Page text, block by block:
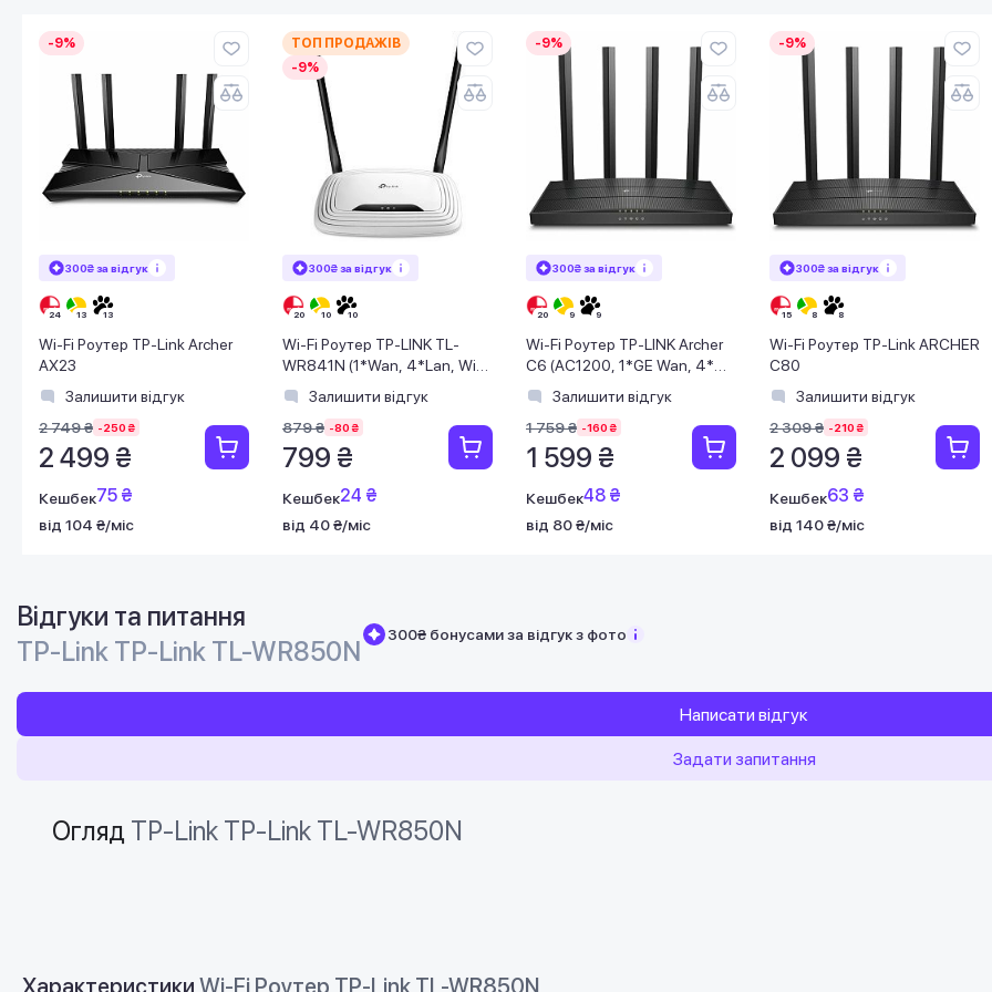
-9%
300₴ за відгук
Wi-Fi Роутер TP-Link Archer
AX23
Залишити відгук
2 749 ₴ -250 ₴
2 499 ₴
Кешбек75 ₴
від 104 ₴/міс
ТОП ПРОДАЖІВ
-9%
300₴ за відгук
Wi-Fi Роутер TP-LINK TL-
WR841N (1*Wan, 4*Lan, WiFi
802.11n, 2 антени) (TL-
WR841N)
Залишити відгук
879 ₴ -80 ₴
799 ₴
Кешбек24 ₴
від 40 ₴/міс
-9%
300₴ за відгук
Wi-Fi Роутер TP-LINK Archer
C6 (AC1200, 1*GE Wan, 4*GE
LAN, MU-MIMO, 4 антени)
Залишити відгук
1 759 ₴ -160 ₴
1 599 ₴
Кешбек48 ₴
від 80 ₴/міс
-9%
300₴ за відгук
Wi-Fi Роутер TP-Link ARCHER
C80
Залишити відгук
2 309 ₴ -210 ₴
2 099 ₴
Кешбек63 ₴
від 140 ₴/міс
Відгуки та питання
TP-Link TP-Link TL-WR850N
300₴ бонусами за відгук з фото
Написати відгук
Задати запитання
Огляд TP-Link TP-Link TL-WR850N
Характеристики Wi-Fi Роутер TP-Link TL-WR850N